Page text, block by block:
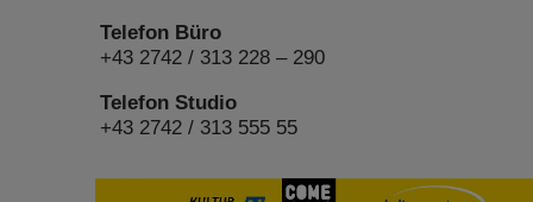
Telefon Büro
+43 2742 / 313 228 – 290
Telefon Studio
+43 2742 / 313 555 55